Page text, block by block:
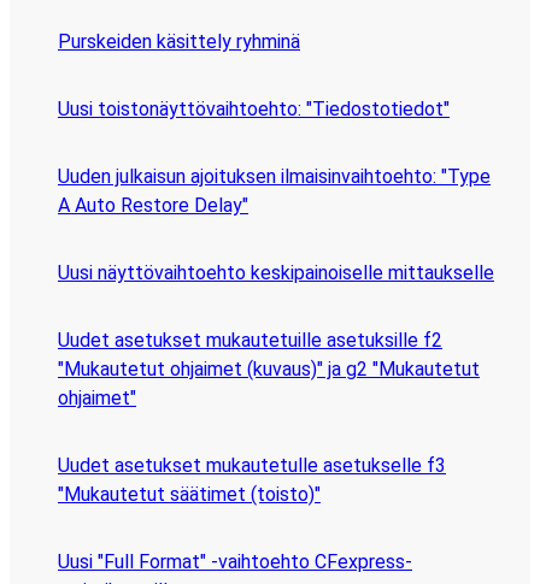
Purskeiden käsittely ryhminä
Uusi toistonäyttövaihtoehto: "Tiedostotiedot"
Uuden julkaisun ajoituksen ilmaisinvaihtoehto: "Type
A Auto Restore Delay"
Uusi näyttövaihtoehto keskipainoiselle mittaukselle
Uudet asetukset mukautetuille asetuksille f2
"Mukautetut ohjaimet (kuvaus)" ja g2 "Mukautetut
ohjaimet"
Uudet asetukset mukautetulle asetukselle f3
"Mukautetut säätimet (toisto)"
Uusi "Full Format" -vaihtoehto CFexpress-